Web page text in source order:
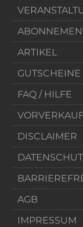
ARTIKEL
GUTSCHEINE
FAQ / HILFE
DISCLAIMER
AGB
IMPRESSUM